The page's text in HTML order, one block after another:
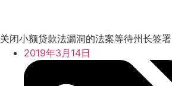
关闭小额贷款法漏洞的法案等待州长签署
2019年3月14日